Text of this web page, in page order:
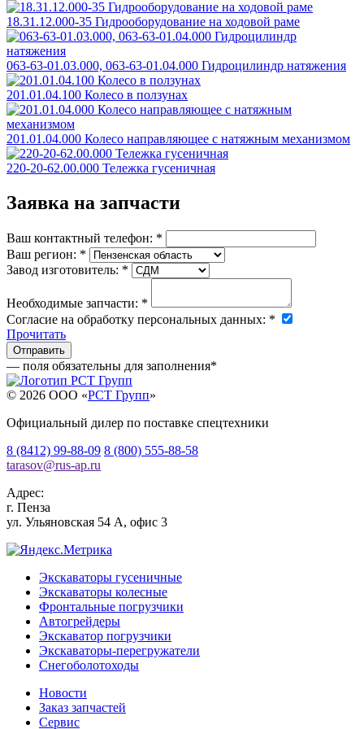
18.31.12.000-35 Гидрооборудование на ходовой раме
063-63-01.03.000, 063-63-01.04.000 Гидроцилиндр натяжения
201.01.04.100 Колесо в ползунах
201.01.04.000 Колесо направляющее с натяжным механизмом
220-20-62.00.000 Тележка гусеничная
Заявка на запчасти
Ваш контактный телефон: *
Ваш регион: *
Завод изготовитель: *
Необходимые запчасти: *
Согласие на обработку персональных данных: *
Прочитать
— поля обязательны для заполнения*
© 2026 OOO «РСТ Групп»
Официальный дилер по поставке спецтехники
8 (8412) 99-88-09 8 (800) 555-88-58
tarasov@rus-ap.ru
Адрес:
г. Пенза
ул. Ульяновская 54 А, офис 3
Экскаваторы гусеничные
Экскаваторы колесные
Фронтальные погрузчики
Автогрейдеры
Экскаватор погрузчики
Экскаваторы-перегружатели
Снегоболотоходы
Новости
Заказ запчастей
Сервис